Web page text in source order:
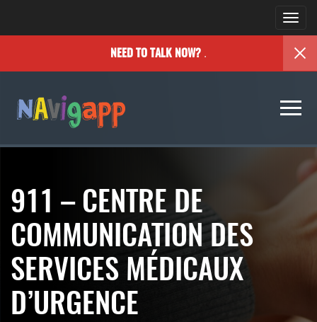
NEED TO TALK NOW? .
911 – CENTRE DE
COMMUNICATION DES
SERVICES MÉDICAUX
D’URGENCE